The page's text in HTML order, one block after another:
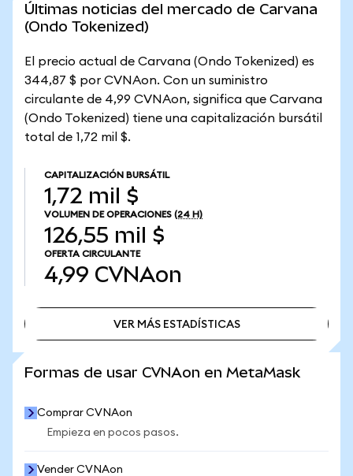
Últimas noticias del mercado de Carvana
(Ondo Tokenized)
El precio actual de Carvana (Ondo Tokenized) es
344,87 $ por CVNAon. Con un suministro
circulante de 4,99 CVNAon, significa que Carvana
(Ondo Tokenized) tiene una capitalización bursátil
total de 1,72 mil $.
CAPITALIZACIÓN BURSÁTIL
1,72 mil $
VOLUMEN DE OPERACIONES (24 H)
126,55 mil $
OFERTA CIRCULANTE
4,99 CVNAon
VER MÁS ESTADÍSTICAS
Formas de usar CVNAon en MetaMask
Comprar CVNAon
Empieza en pocos pasos.
Vender CVNAon